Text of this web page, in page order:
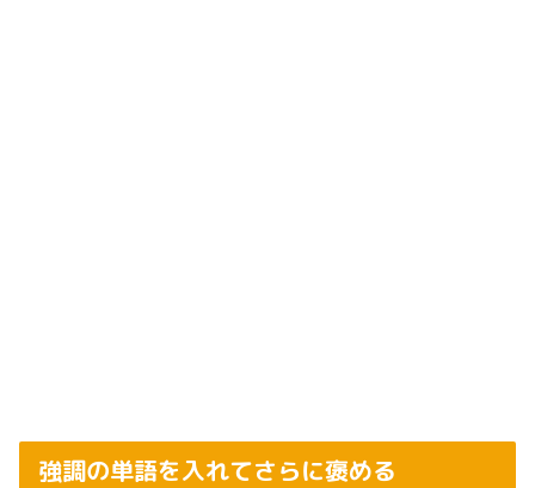
強調の単語を入れてさらに褒める